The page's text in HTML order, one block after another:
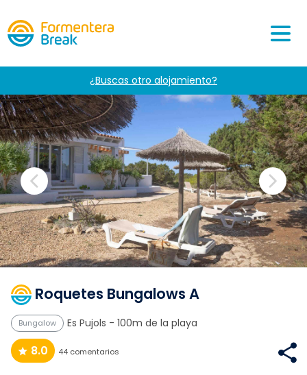
¿Buscas otro alojamiento?
Roquetes Bungalows A
Bungalow Es Pujols - 100m de la playa
8.0 44 comentarios